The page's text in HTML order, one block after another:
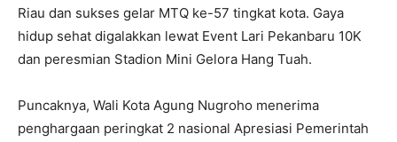
Riau dan sukses gelar MTQ ke-57 tingkat kota. Gaya
hidup sehat digalakkan lewat Event Lari Pekanbaru 10K
dan peresmian Stadion Mini Gelora Hang Tuah.
Puncaknya, Wali Kota Agung Nugroho menerima
penghargaan peringkat 2 nasional Apresiasi Pemerintah